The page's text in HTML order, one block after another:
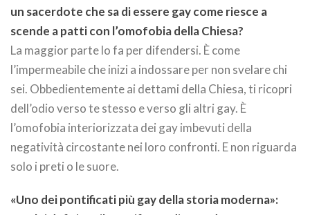
un sacerdote che sa di essere gay come riesce a
scende a patti con l’omofobia della Chiesa?
La maggior parte lo fa per difendersi. È come
l’impermeabile che inizi a indossare per non svelare chi
sei. Obbedientemente ai dettami della Chiesa, ti ricopri
dell’odio verso te stesso e verso gli altri gay. È
l’omofobia interiorizzata dei gay imbevuti della
negatività circostante nei loro confronti. E non riguarda
solo i preti o le suore.
«Uno dei pontificati più gay della storia moderna»: